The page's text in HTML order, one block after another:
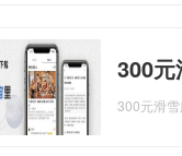
300
300元滑